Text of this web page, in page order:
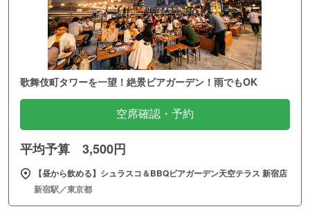
歌舞伎町タワーを一望！絶景ビアガーデン！雨でもOK
空席確認・予約
平均予算 3,500円
【昼から飲める】シュラスコ＆BBQビアガーデン天空テラス 新宿店
新宿駅／東京都